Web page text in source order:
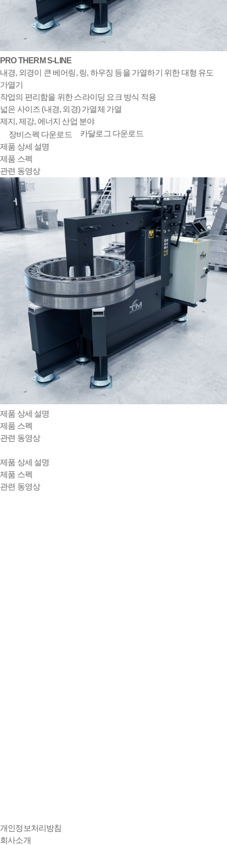
PRO THERM S-LINE
내경, 외경이 큰 베어링, 링, 하우징 등을 가열하기 위한 대형 유도
가열기
작업의 편리함을 위한 스라이딩 요크 방식 적용
넓은 사이즈 (내경, 외경) 가열체 가열
제지, 제강, 에너지 산업 분야
장비스펙 다운로드
카달로그 다운로드
제품 상세 설명
제품 스펙
관련 동영상
제품 상세 설명
제품 스펙
관련 동영상
제품 상세 설명
제품 스펙
관련 동영상
개인정보처리방침
회사소개